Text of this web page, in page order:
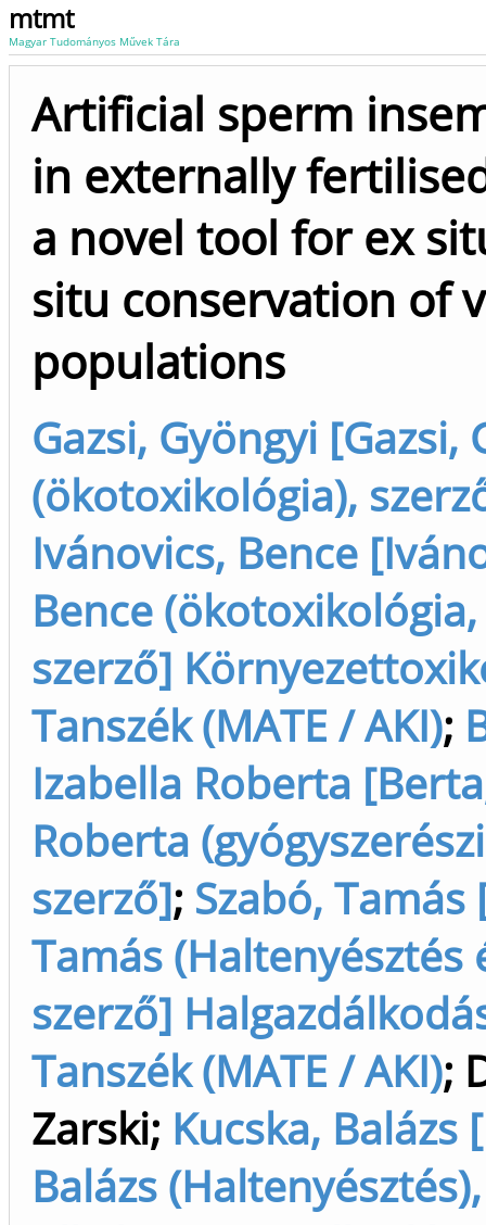
mtmt
Magyar Tudományos Művek Tára
Artificial sperm
in externally
a novel tool for ex
situ conservation of
populations
Gazsi, Gyöngyi [Gazsi,
(ökotoxikológia),
Ivánovics, Bence
Bence (ökotoxikológia,
szerző]
Tanszék (MATE / AKI);
Izabella Roberta
Roberta
szerző]; Szabó, Tamás
Tamás (Haltenyésztés
szerző]
Tanszék (MATE / AKI);
Zarski; Kucska, Balázs
Balázs